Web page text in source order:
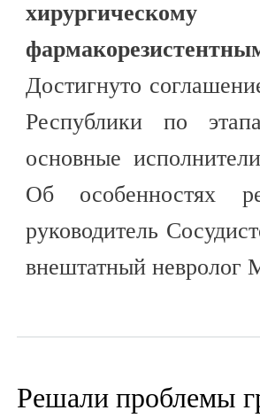
Достигнуто
Республики по
основные
Об особенностях
руководитель
внештатный невролог
Решали проблемы